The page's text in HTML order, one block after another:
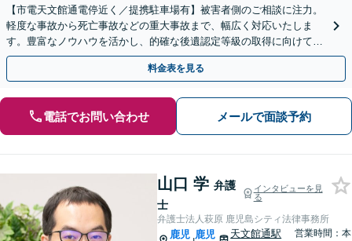
【市電天文館通電停近く／提携駐車場有】被害者側のご相談に注力。
軽度な事故から死亡事故などの重大事故まで、幅広く対応いたしま
す。豊富なノウハウを活かし、的確な後遺認定等級の取得に向けて手
厚くサポート。【休日相談可能（要予約）】
料金表を見る
電話でお問い合わせ メールで面談予約
山口 学 弁護
士
インタビューを見
る
弁護士法人萩原 鹿児島シティ法律事務所
鹿児 鹿児
天文館通駅
営業時間：本